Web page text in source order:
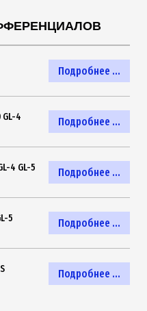
Подробнее ...
Подробнее ...
4
Подробнее ...
4 GL-5
Подробнее ...
5
Подробнее ...